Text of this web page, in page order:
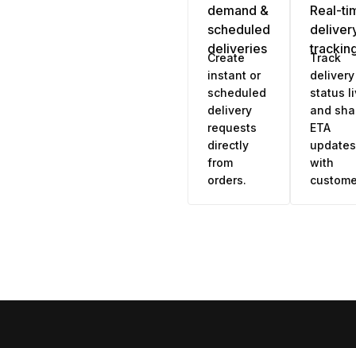
demand &
scheduled
deliveries
Create
instant or
scheduled
delivery
requests
directly
from
orders.
Real-
Track
delivery
status
and
ETA
updates
with